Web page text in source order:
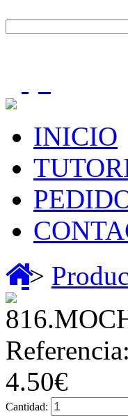
INICIO
>
Referencia:
4.50€
Cantidad: